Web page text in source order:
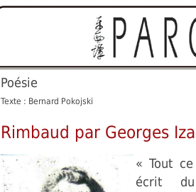
Poésie
Texte : Bernard Pokojski
Rimbaud par Georges
« Tout
écrit